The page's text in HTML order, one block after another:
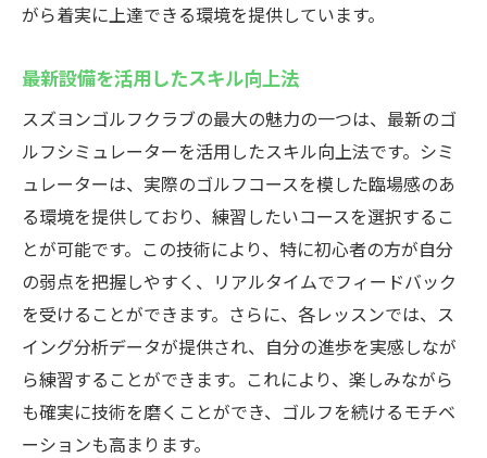
がら着実に上達できる環境を提供しています。
最新設備を活用したスキル向上法
スズヨンゴルフクラブの最大の魅力の一つは、最新のゴ
ルフシミュレーターを活用したスキル向上法です。シミ
ュレーターは、実際のゴルフコースを模した臨場感のあ
る環境を提供しており、練習したいコースを選択するこ
とが可能です。この技術により、特に初心者の方が自分
の弱点を把握しやすく、リアルタイムでフィードバック
を受けることができます。さらに、各レッスンでは、ス
イング分析データが提供され、自分の進歩を実感しなが
ら練習することができます。これにより、楽しみながら
も確実に技術を磨くことができ、ゴルフを続けるモチベ
ーションも高まります。